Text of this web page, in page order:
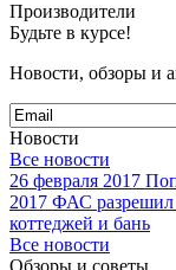
Производители
Будьте в курсе!
Новости, обзоры и
Новости
Все новости
26 февраля 2017
2017 ФАС разрешил
коттеджей и бань
Все новости
Обзоры и советы